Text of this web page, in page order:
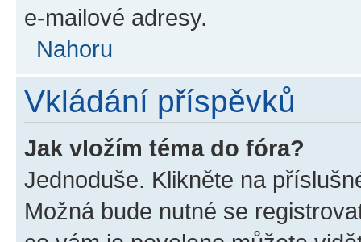
e-mailové adresy.
Nahoru
Vkládání příspěvků
Jak vložím téma do fóra?
Jednoduše. Klikněte na
Možná bude nutné se